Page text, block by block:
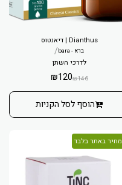
Dianthus | דיאנטוס
ברא - bara /
לדרכי השתן
₪146
₪120
הוסף לסל הקניות
מחיר באתר בלבד